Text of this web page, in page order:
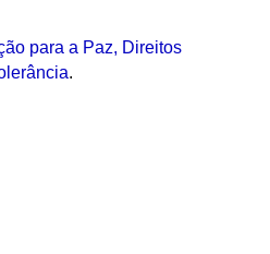
para a Paz, Direitos
.